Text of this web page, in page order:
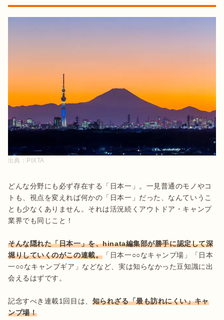
出典： PIXTA
どんな分野にも必ず存在する「日本一」。一見普通のモノやコ
トも、視点を変えれば何かの「日本一」だった、なんていうこ
とも少なくありません。それは活況続くアウトドア・キャンプ
業界でも同じこと！
そんな隠れた「日本一」を、hinata編集部が勝手に認定して深
堀りしていくのがこの連載。 「日本一○○なキャンプ場」「日本
一○○なキャンプギア」などなど、実は知らなかった豆知識に出
会えるはずです。
記念すべき連載1回目は、 知られざる「最も訪れにくい」キャ
ンプ場！